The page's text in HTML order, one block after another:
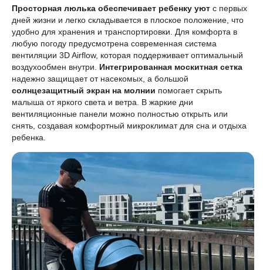
Просторная люлька обеспечивает ребенку уют с первых
дней жизни и легко складывается в плоское положение, что
удобно для хранения и транспортировки. Для комфорта в
любую погоду предусмотрена современная система
вентиляции 3D Airflow, которая поддерживает оптимальный
воздухообмен внутри. Интегрированная москитная сетка
надежно защищает от насекомых, а большой
солнцезащитный экран на молнии помогает скрыть
малыша от яркого света и ветра. В жаркие дни
вентиляционные панели можно полностью открыть или
снять, создавая комфортный микроклимат для сна и отдыха
ребенка.